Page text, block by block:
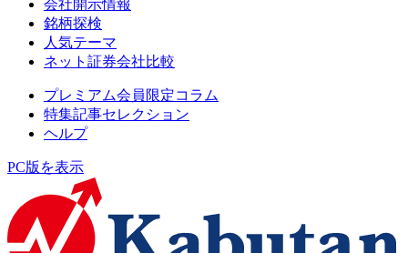
会社開示情報
銘柄探検
人気テーマ
ネット証券会社比較
プレミアム会員限定コラム
特集記事セレクション
ヘルプ
PC版を表示